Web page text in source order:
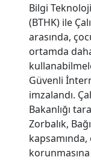
Bilgi
(BTHK) ile
arasında,
ortamda
Güvenli
imzalandı.
Bakanlığı
Zorbalık,